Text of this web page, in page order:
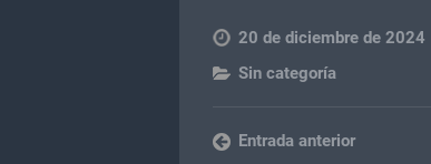
20 de diciembre de 2024
Sin categoría
Entrada anterior